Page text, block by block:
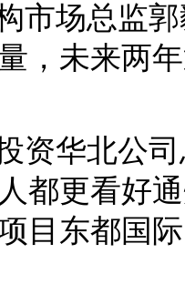
场总监郭
，未来两
华北公司
都更看好
目东都国